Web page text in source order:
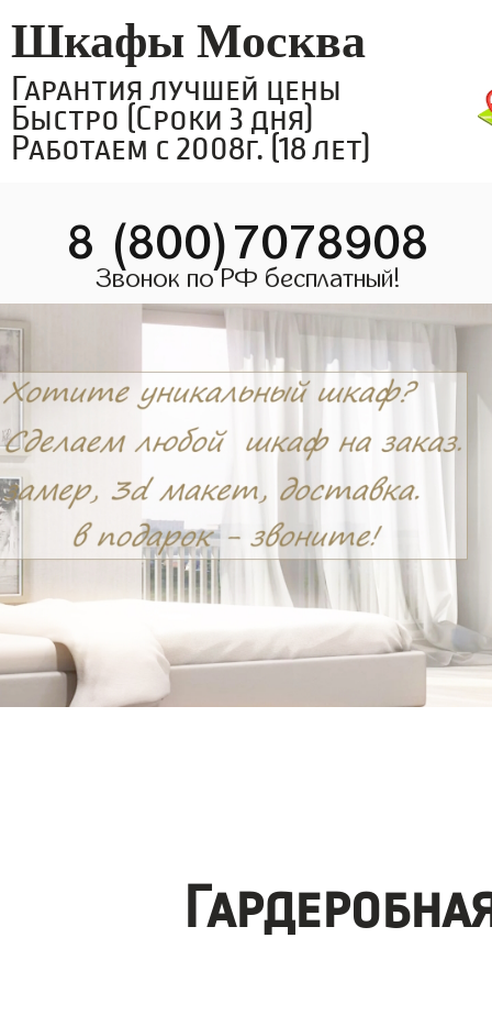
Шкафы Москва
Гарантия лучшей цены
Быстро (Сроки 3 дня)
Работаем с 2008г. (18 лет)
8 (800)7078908
Звонок по РФ бесплатный!